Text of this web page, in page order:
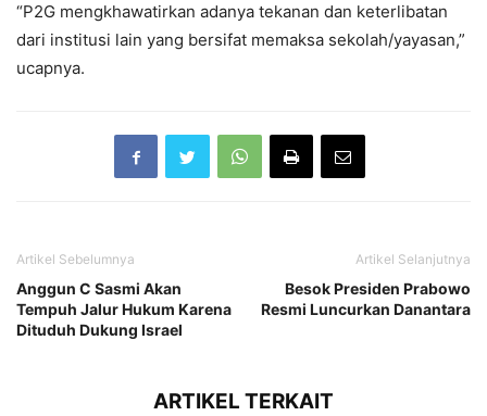
“P2G mengkhawatirkan adanya tekanan dan keterlibatan
dari institusi lain yang bersifat memaksa sekolah/yayasan,”
ucapnya.
Artikel Sebelumnya
Anggun C Sasmi Akan
Tempuh Jalur Hukum Karena
Dituduh Dukung Israel
Artikel Selanjutnya
Besok Presiden Prabowo
Resmi Luncurkan Danantara
ARTIKEL TERKAIT